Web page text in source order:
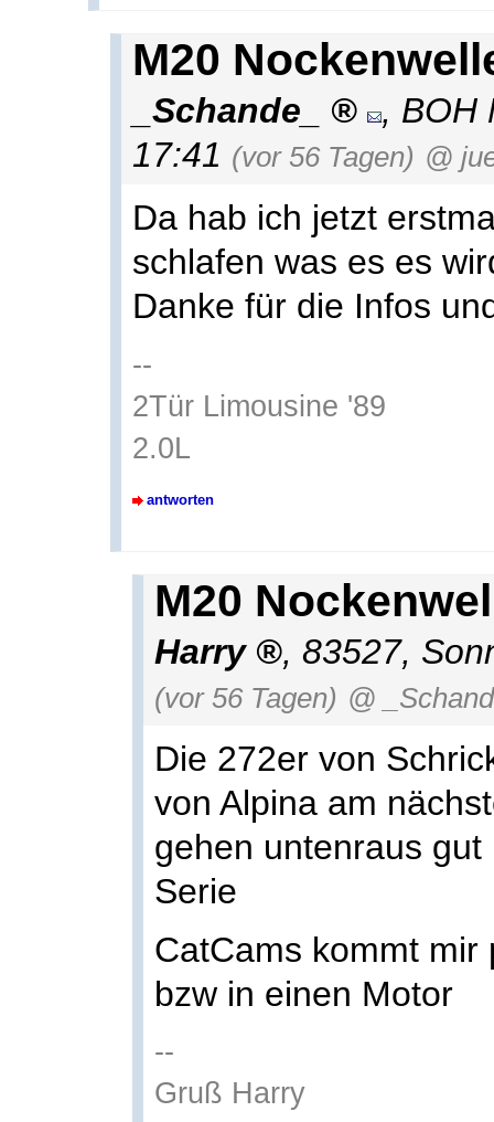
M20
_Schande_ , BOH
17:41 (vor 56 Tagen) @
Da hab ich jetzt
schlafen was es es
Danke für die Infos
--
2Tür Limousine '89
2.0L
antworten
M20
Harry , 83527,
(vor 56 Tagen) @
Die 272er von
von Alpina am
gehen untenraus
Serie
CatCams kommt
bzw in einen Motor
--
Gruß Harry